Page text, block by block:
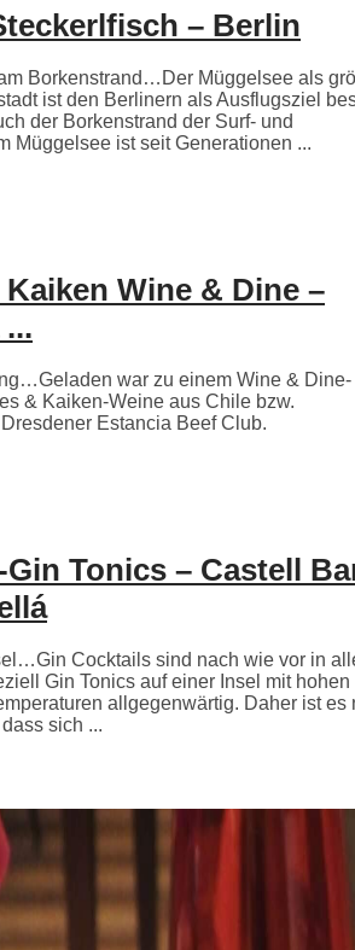
– Berlin
Borkenstrand…Der Müggelsee als
ist den Berlinern als Ausflugsziel
der Borkenstrand der Surf- und
Müggelsee ist seit Generationen ...
Wine & Dine –
war zu einem Wine & Dine-
& Kaiken-Weine aus Chile bzw.
Estancia Beef Club.
Tonics – Castell
Cocktails sind nach wie vor in
Gin Tonics auf einer Insel mit hohen
allgegenwärtig. Daher ist es
sich ...